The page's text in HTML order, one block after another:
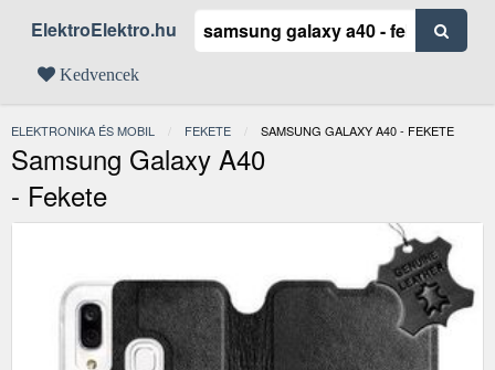
ElektroElektro.hu
Kedvencek
ELEKTRONIKA ÉS MOBIL FEKETE JELENLEGI:
SAMSUNG GALAXY A40 - FEKETE
Samsung Galaxy A40
- Fekete